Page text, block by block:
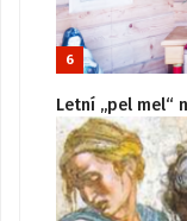
6
Letní „pel mel“